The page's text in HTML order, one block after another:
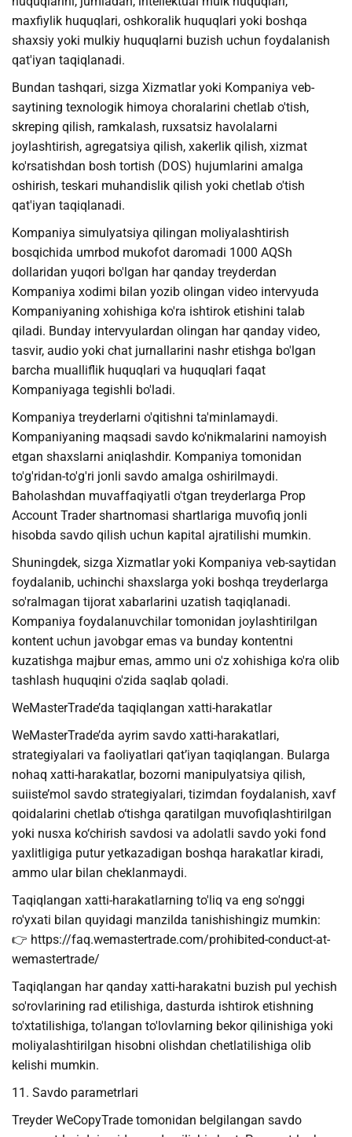
maxfiylik huquqlari, oshkoralik huquqlari yoki boshqa
shaxsiy yoki mulkiy huquqlarni buzish uchun foydalanish
qat'iyan taqiqlanadi.
Bundan tashqari, sizga Xizmatlar yoki Kompaniya veb-
saytining texnologik himoya choralarini chetlab o'tish,
skreping qilish, ramkalash, ruxsatsiz havolalarni
joylashtirish, agregatsiya qilish, xakerlik qilish, xizmat
ko'rsatishdan bosh tortish (DOS) hujumlarini amalga
oshirish, teskari muhandislik qilish yoki chetlab o'tish
qat'iyan taqiqlanadi.
Kompaniya simulyatsiya qilingan moliyalashtirish
bosqichida umrbod mukofot daromadi 1000 AQSh
dollaridan yuqori bo'lgan har qanday treyderdan
Kompaniya xodimi bilan yozib olingan video intervyuda
Kompaniyaning xohishiga ko'ra ishtirok etishini talab
qiladi. Bunday intervyulardan olingan har qanday video,
tasvir, audio yoki chat jurnallarini nashr etishga bo'lgan
barcha mualliflik huquqlari va huquqlari faqat
Kompaniyaga tegishli bo'ladi.
Kompaniya treyderlarni o'qitishni ta'minlamaydi.
Kompaniyaning maqsadi savdo ko'nikmalarini namoyish
etgan shaxslarni aniqlashdir. Kompaniya tomonidan
to'g'ridan-to'g'ri jonli savdo amalga oshirilmaydi.
Baholashdan muvaffaqiyatli o'tgan treyderlarga Prop
Account Trader shartnomasi shartlariga muvofiq jonli
hisobda savdo qilish uchun kapital ajratilishi mumkin.
Shuningdek, sizga Xizmatlar yoki Kompaniya veb-saytidan
foydalanib, uchinchi shaxslarga yoki boshqa treyderlarga
so'ralmagan tijorat xabarlarini uzatish taqiqlanadi.
Kompaniya foydalanuvchilar tomonidan joylashtirilgan
kontent uchun javobgar emas va bunday kontentni
kuzatishga majbur emas, ammo uni o'z xohishiga ko'ra olib
tashlash huquqini o'zida saqlab qoladi.
WeMasterTrade’da taqiqlangan xatti-harakatlar
WeMasterTrade’da ayrim savdo xatti-harakatlari,
strategiyalari va faoliyatlari qat’iyan taqiqlangan. Bularga
nohaq xatti-harakatlar, bozorni manipulyatsiya qilish,
suiiste’mol savdo strategiyalari, tizimdan foydalanish, xavf
qoidalarini chetlab o‘tishga qaratilgan muvofiqlashtirilgan
yoki nusxa ko‘chirish savdosi va adolatli savdo yoki fond
yaxlitligiga putur yetkazadigan boshqa harakatlar kiradi,
ammo ular bilan cheklanmaydi.
Taqiqlangan xatti-harakatlarning to'liq va eng so'nggi
ro'yxati bilan quyidagi manzilda tanishishingiz mumkin:
👉 https://faq.wemastertrade.com/prohibited-conduct-at-
wemastertrade/
Taqiqlangan har qanday xatti-harakatni buzish pul yechish
so'rovlarining rad etilishiga, dasturda ishtirok etishning
to'xtatilishiga, to'langan to'lovlarning bekor qilinishiga yoki
moliyalashtirilgan hisobni olishdan chetlatilishiga olib
kelishi mumkin.
11. Savdo parametrlari
Treyder WeCopyTrade tomonidan belgilangan savdo